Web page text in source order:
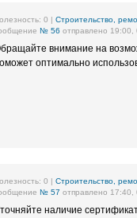
0 | Строительство,
№ 56 отправлено 19:00,
внимание на
оптимально
0 | Строительство,
№ 57 отправлено 17:40,
наличие